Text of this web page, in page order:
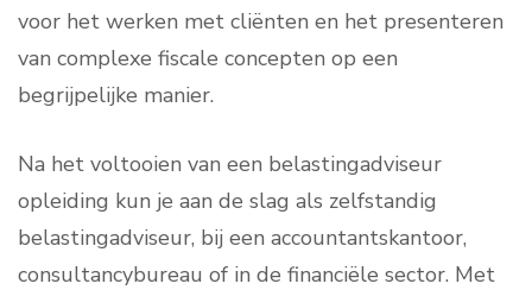
voor het werken met cliënten en het presenteren
van complexe fiscale concepten op een
begrijpelijke manier.
Na het voltooien van een belastingadviseur
opleiding kun je aan de slag als zelfstandig
belastingadviseur, bij een accountantskantoor,
consultancybureau of in de financiële sector. Met